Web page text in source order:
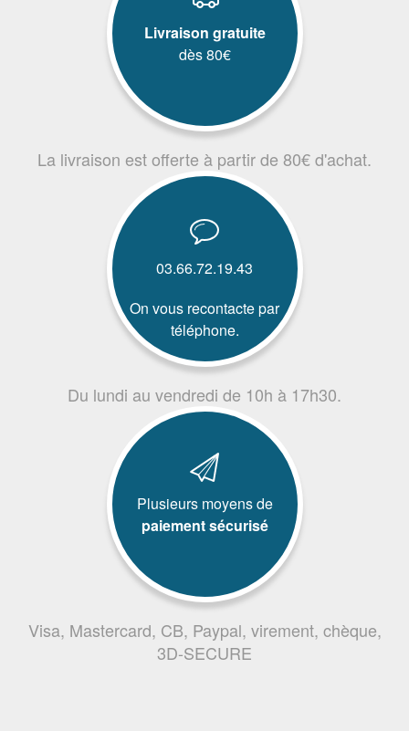
Livraison gratuite
dès 80€
La livraison est offerte à partir de 80€ d'achat.
03.66.72.19.43
On vous recontacte par
téléphone.
Du lundi au vendredi de 10h à 17h30.
Plusieurs moyens de
paiement sécurisé
Visa, Mastercard, CB, Paypal, virement, chèque,
3D-SECURE